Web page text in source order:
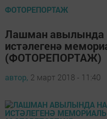
ФОТОРЕПОРТАЖ
Лашман авылында
истәлегенә
(ФОТОРЕПОРТАЖ)
автор, 2 март 2018 - 11:40